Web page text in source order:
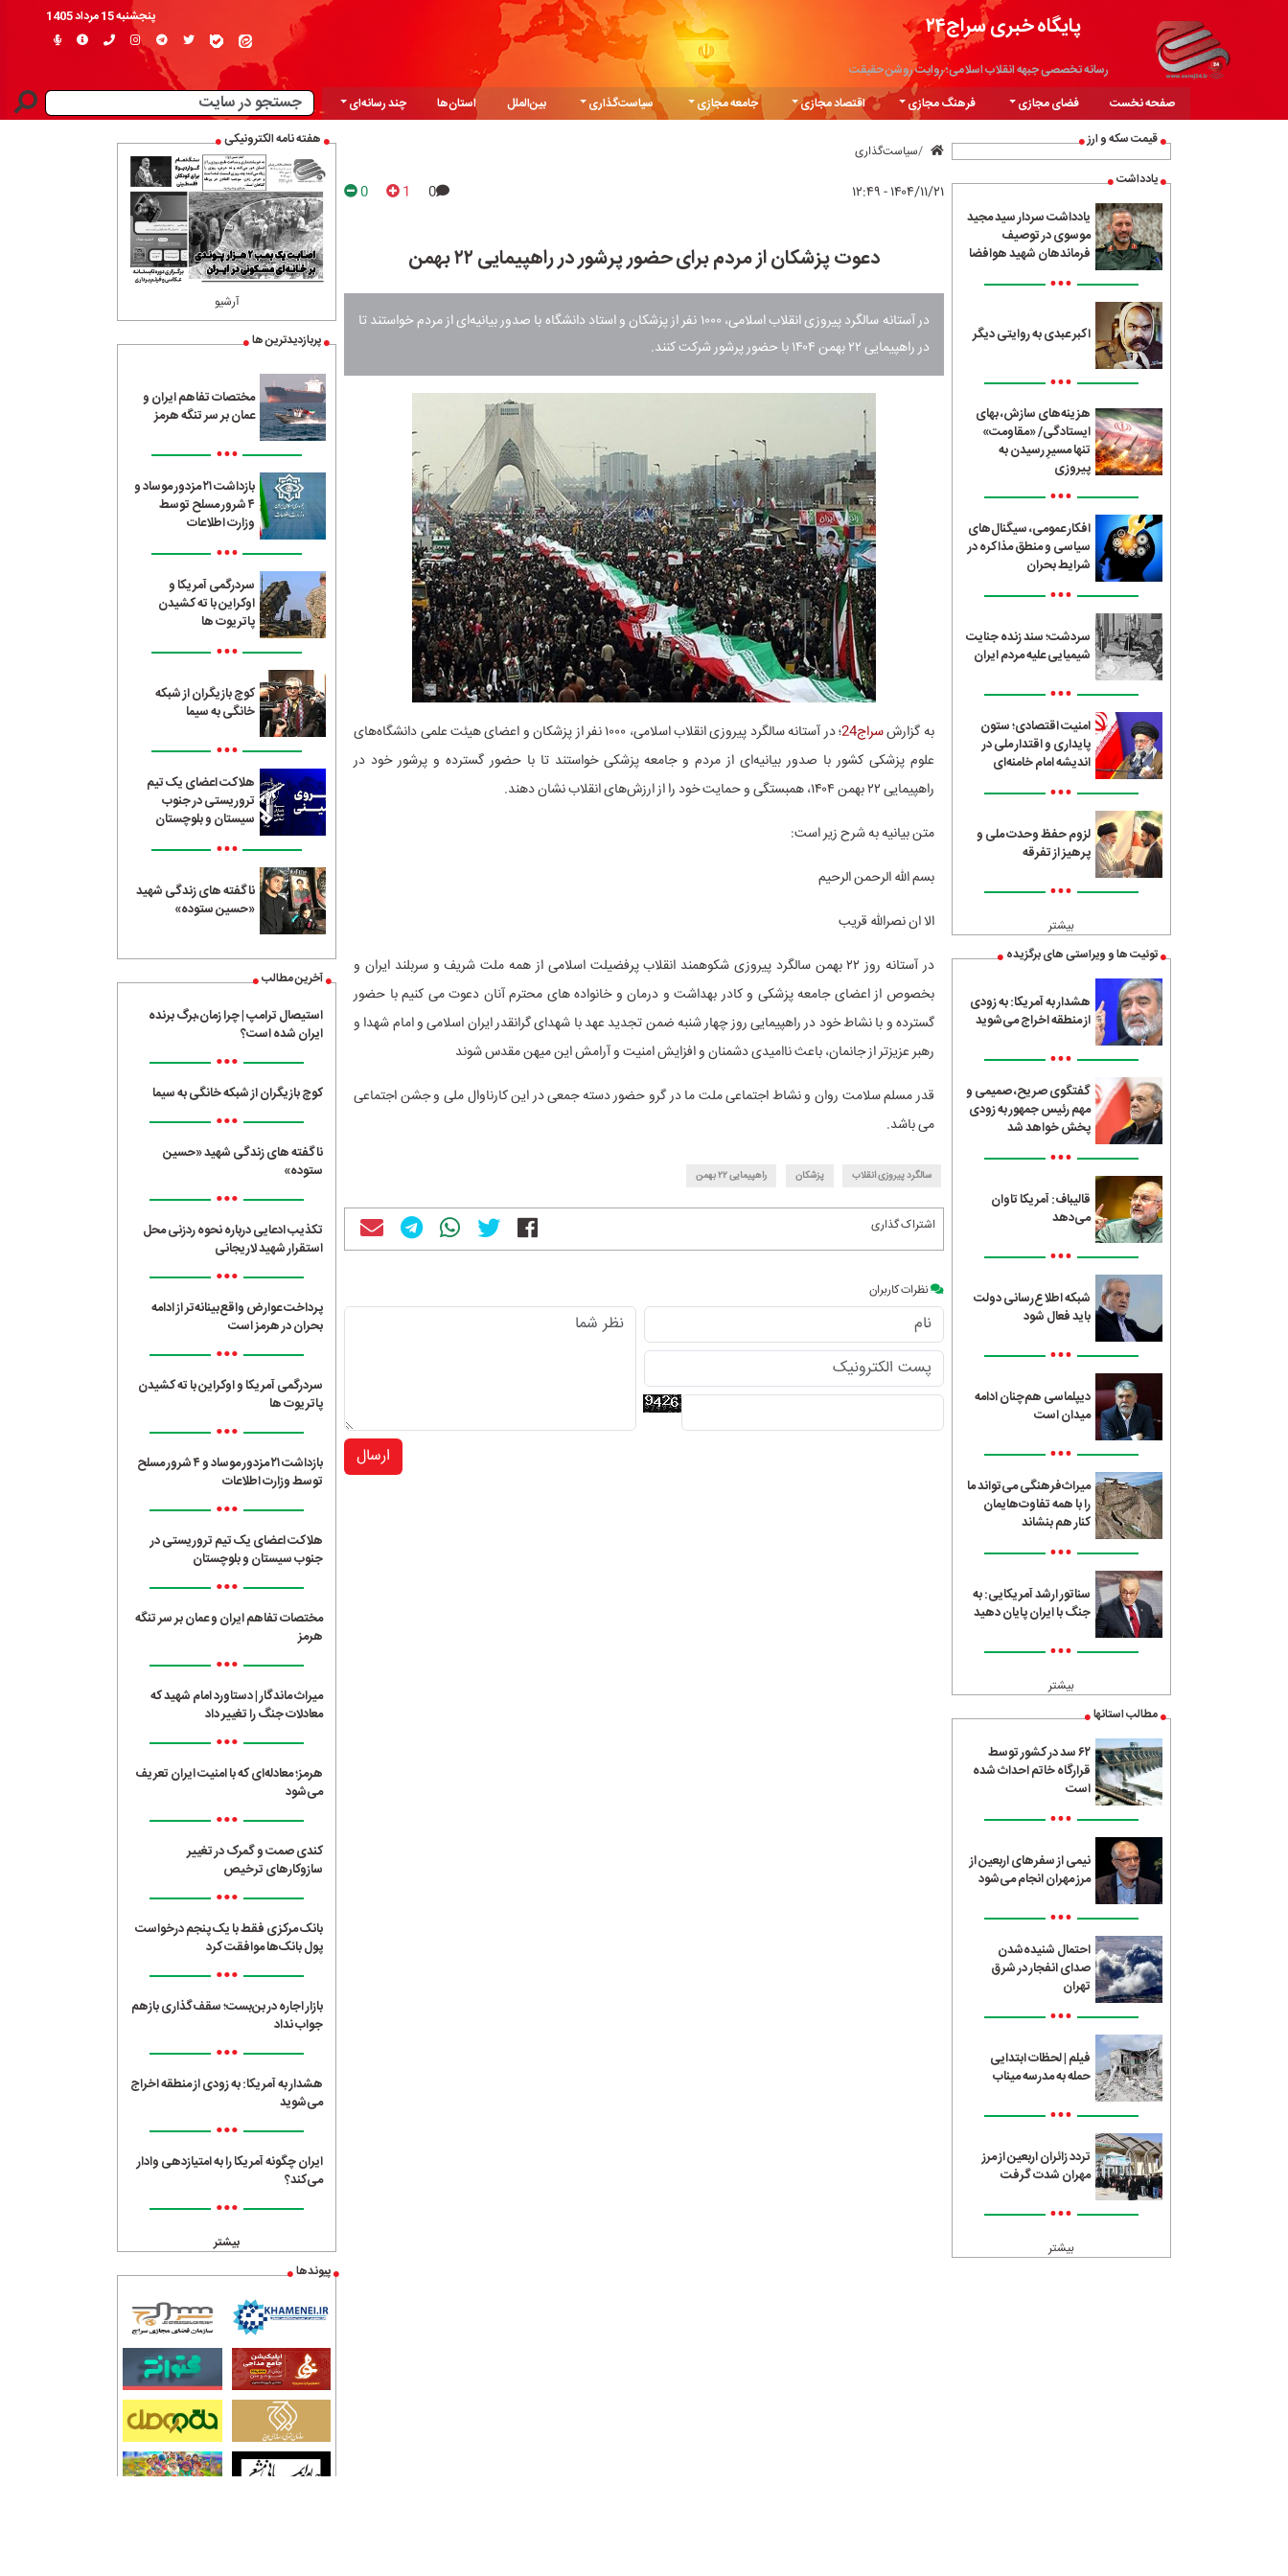
پایگاه خبری سراج۲۴
رسانه تخصصی جبهه انقلاب اسلامی؛ روایت روشن حقیقت
پنجشنبه 15 مرداد 1405
صفحه نخست فضای مجازی فرهنگ مجازی اقتصاد مجازی جامعه مجازی سیاست‌گذاری بین‌الملل استان‌ها
چند رسانه‌ای
قیمت سکه و ارز
یادداشت
یادداشت سردار سید مجید
موسوی در توصیف
فرماندهان شهید هوافضا
•••
اکبر عبدی به روایتی دیگر
•••
هزینه‌های سازش، بهای
ایستادگی/ «مقاومت»
تنها مسیرِ رسیدن به
پیروزی
•••
افکار عمومی، سیگنال‌های
سیاسی و منطق مذاکره در
شرایط بحران
•••
سردشت؛ سند زنده جنایت
شیمیایی علیه مردم ایران
•••
امنیت اقتصادی؛ ستون
پایداری و اقتدار ملی در
اندیشه امام خامنه‌ای
•••
لزوم حفظ وحدت ملی و
پرهیز از تفرقه
•••
بیشتر
توئیت ها و ویراستی های برگزیده
هشدار به آمریکا: به زودی
از منطقه اخراج می‌شوید
•••
گفتگوی صریح، صمیمی و
مهم رئیس جمهور به زودی
پخش خواهد شد
•••
قالیباف: آمریکا تاوان
می‌دهد
•••
شبکه اطلاع‌رسانی دولت
باید فعال شود
•••
دیپلماسی هم‌چنان ادامه
میدان است
•••
میراث‌فرهنگی می‌تواند ما
را با همه تفاوت‌هایمان
کنار هم بنشاند
•••
سناتور ارشد آمریکایی: به
جنگ با ایران پایان دهید
•••
بیشتر
مطالب استانها
۶۲ سد در کشور توسط
قرارگاه خاتم احداث شده
است
•••
نیمی از سفرهای اربعین از
مرز مهران انجام می‌شود
•••
احتمال شنیده‌شدن
صدای انفجار در شرق
تهران
•••
فیلم | لحظات ابتدایی
حمله به مدرسه میناب
•••
تردد زائران اربعین از مرز
مهران شدت گرفت
•••
بیشتر
سیاست‌گذاری
۱۴۰۴/۱۱/۲۱ - ۱۲:۴۹ 0
1
0
دعوت پزشکان از مردم برای حضور پرشور در راهپیمایی ۲۲ بهمن
در آستانه سالگرد پیروزی انقلاب اسلامی، ۱۰۰۰ نفر از پزشکان و استاد دانشگاه با صدور بیانیه‌ای از مردم خواستند تا
در راهپیمایی ۲۲ بهمن ۱۴۰۴ با حضور پرشور شرکت کنند.
به گزارشسراج24
؛ در آستانه سالگرد پیروزی انقلاب اسلامی، ۱۰۰۰ نفر از پزشکان و اعضای هیئت علمی دانشگاه‌های
علوم پزشکی کشور با صدور بیانیه‌ای از مردم و جامعه پزشکی خواستند تا با حضور گسترده و پرشور خود در
راهپیمایی ۲۲ بهمن ۱۴۰۴، همبستگی و حمایت خود را از ارزش‌های انقلاب نشان دهند.
متن بیانیه به شرح زیر است:
بسم الله الرحمن الرحیم
الا ان نصرالله قریب
در آستانه روز ۲۲ بهمن سالگرد پیروزی شکوهمند انقلاب پرفضیلت اسلامی از همه ملت شریف و سربلند ایران و
بخصوص از اعضای جامعه پزشکی و کادر بهداشت و درمان و خانواده های محترم آنان دعوت می کنیم با حضور
گسترده و با نشاط خود در راهپیمایی روز چهار شنبه ضمن تجدید عهد با شهدای گرانقدر ایران اسلامی و امام شهدا و
رهبر عزیزتر از جانمان، باعث ناامیدی دشمنان و افزایش امنیت و آرامش این میهن مقدس شوند
قدر مسلم سلامت روان و نشاط اجتماعی ملت ما در گرو حضور دسته جمعی در این کارناوال ملی و جشن اجتماعی
می باشد.
سالگرد پیروزی انقلاب پزشکان راهپیمایی ۲۲ بهمن
اشتراک گذاری
نظرات کاربران
ارسال
هفته نامه الکترونیکی
آرشیو
پربازدیدترین ها
مختصات تفاهم ایران و
عمان بر سر تنگه هرمز
•••
بازداشت ۲۱ مزدور موساد و
۴ شرور مسلح توسط
وزارت اطلاعات
•••
سردرگمی آمریکا و
اوکراین با ته کشیدن
پاتریوت ها
•••
کوچ بازیگران از شبکه
خانگی به سیما
•••
هلاکت اعضای یک تیم
تروریستی در جنوب
سیستان و بلوچستان
•••
ناگفته های زندگی شهید
«حسین ستوده»
آخرین مطالب
استیصال ترامپ | چرا زمان،برگ برنده
ایران شده است؟
•••
کوچ بازیگران از شبکه خانگی به سیما
•••
ناگفته های زندگی شهید «حسین
ستوده»
•••
تکذیب ادعایی درباره نحوه ردزنی محل
استقرار شهید لاریجانی
•••
پرداخت عوارض واقع‌بینانه‌تر از ادامه
بحران در هرمز است
•••
سردرگمی آمریکا و اوکراین با ته کشیدن
پاتریوت ها
•••
بازداشت ۲۱ مزدور موساد و ۴ شرور مسلح
توسط وزارت اطلاعات
•••
هلاکت اعضای یک تیم تروریستی در
جنوب سیستان و بلوچستان
•••
مختصات تفاهم ایران و عمان بر سر تنگه
هرمز
•••
میراث ماندگار | دستاورد امام شهید که
معادلات جنگ را تغییر داد
•••
هرمز؛ معادله‌ای که با امنیت ایران تعریف
می‌شود
•••
کندی صمت و گمرک در تغییر
سازوکارهای ترخیص
•••
بانک مرکزی فقط با یک‌ پنجم درخواست
پول بانک‌ها موافقت کرد
•••
بازار اجاره در بن‌بست؛ سقف‌گذاری بازهم
جواب نداد
•••
هشدار به آمریکا: به زودی از منطقه اخراج
می‌شوید
•••
ایران چگونه آمریکا را به امتیازدهی وادار
می‌کند؟
•••
بیشتر
پیوندها